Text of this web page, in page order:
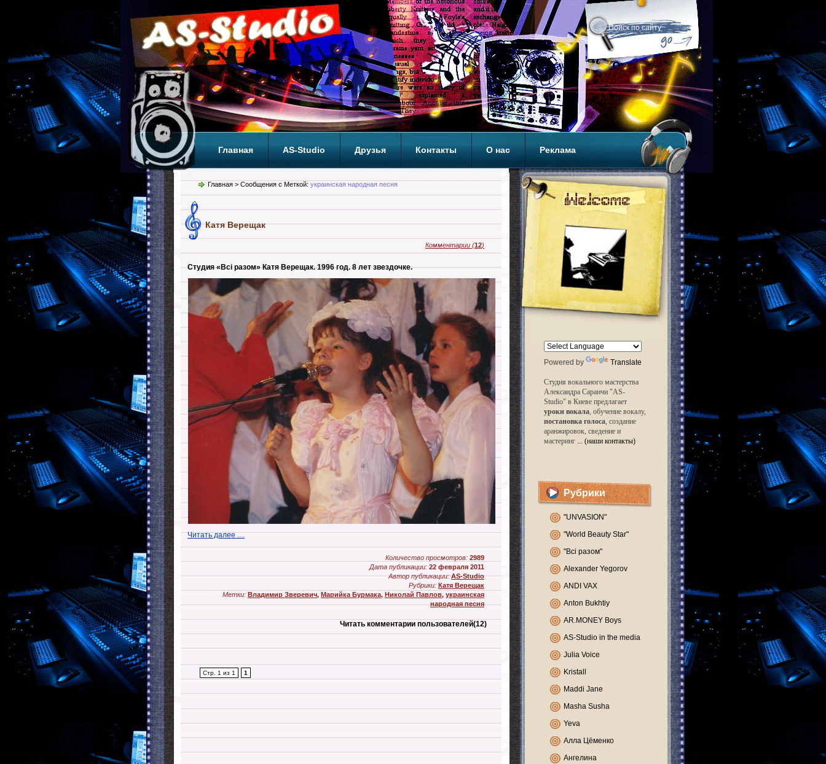
Главная AS-Studio Друзья Контакты О нас Реклама
Теги ТОП
Powered by Translate
Студия вокального мастерства
Александра Саранчи "AS-
Studio" в Киеве предлагает
уроки вокала, обучение вокалу,
постановка голоса, создание
аранжировок, сведение и
мастеринг ... (наши контакты)
Рубрики
"UNVASION"
"World Beauty Star"
"Всі разом"
Alexander Yegorov
ANDI VAX
Anton Bukhtiy
AR.MONEY Boys
AS-Studio in the media
Julia Voice
Kristall
Maddi Jane
Masha Susha
Yeva
Алла Цёменко
Ангелина
Главная > Сообщения с Меткой: украинская народная песня
Катя Верещак
Комментарии (12)
Студия «Всі разом» Катя Верещак. 1996 год. 8 лет звездочке.
Читать далее …
Количество просмотров: 2989
Дата публикации: 22 февраля 2011
Автор публикации: AS-Studio
Рубрики: Катя Верещак
Метки: Владимир Зверевич, Марийка Бурмака, Николай Павлов, украинская
народная песня
Читать комментарии пользователей(12)
Стр. 1 из 1 1